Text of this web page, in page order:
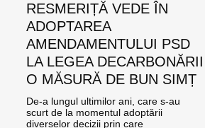
RESMERIȚĂ VEDE ÎN
ADOPTAREA
AMENDAMENTULUI PSD
LA LEGEA DECARBONĂRII
O MĂSURĂ DE BUN SIMȚ
De-a lungul ultimilor ani, care s-au
scurt de la momentul adoptării
diverselor decizii prin care